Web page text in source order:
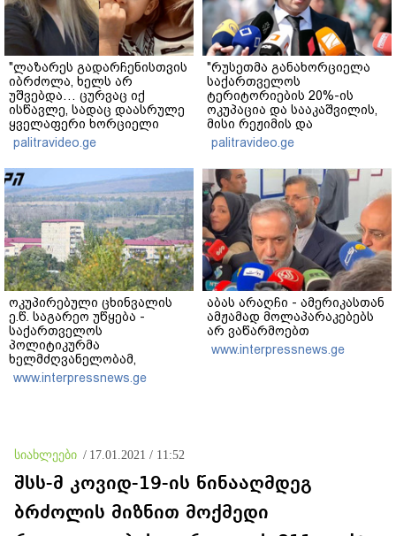
"ლაზარეს გადარჩენისთვის
იბრძოლა, ხელს არ
უშვებდა… ცურვაც იქ
ისწავლე, სადაც დაასრულე
ყველაფერი ხორციელი
ცხოვრებიდან" – რას წერს
ხობში დაღუპული დედა-
შვილის ახლობელი?
palitravideo.ge
"რუსეთმა განახორციელა
საქართველოს
ტერიტორიების 20%-ის
ოკუპაცია და სააკაშვილის,
მისი რეჟიმის და
"ნაცმოძრაობის" ღალატი
ვერანაირად ვერ
გადაფარავს ამ
დანაშაულს" - ირაკლი
კობახიძე
palitravideo.ge
ოკუპირებული ცხინვალის
ე.წ. საგარეო უწყება -
საქართველოს
პოლიტიკურმა
ხელმძღვანელობამ,
ირაკლი კობახიძის სახით,
ოფიციალურად აღიარა
პასუხისმგებლობა უნდა
დაეკისროს ქვეყანას
www.interpressnews.ge
აბას არაღჩი - ამერიკასთან
ამჟამად მოლაპარაკებებს
არ ვაწარმოებთ
www.interpressnews.ge
სიახლეები / 17.01.2021 / 11:52
შსს-მ კოვიდ-19-ის წინააღმდეგ
ბრძოლის მიზნით მოქმედი